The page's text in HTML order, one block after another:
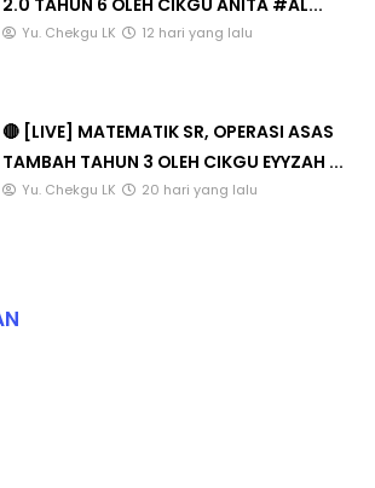
2.0 TAHUN 6 OLEH CIKGU ANITA #AL...
Yu. Chekgu LK 12 hari yang lalu
🔴 [LIVE] MATEMATIK SR, OPERASI ASAS
TAMBAH TAHUN 3 OLEH CIKGU EYYZAH ...
Yu. Chekgu LK 20 hari yang lalu